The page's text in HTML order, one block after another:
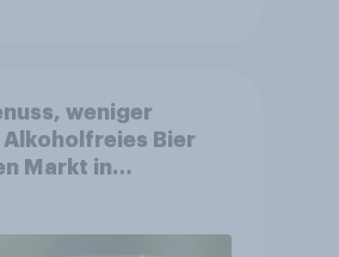
weniger
Alkoholfreies Bier
Markt in